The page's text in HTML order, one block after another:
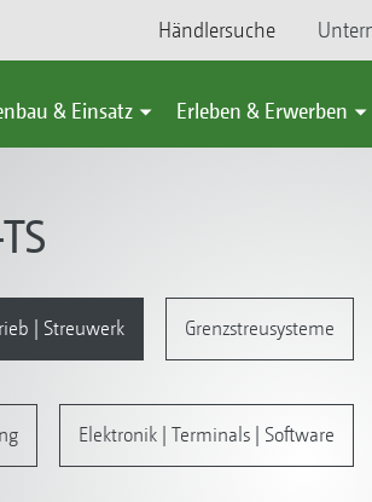
Händlersuche
& Einsatz Erleben & Erwerben
| Streuwerk Grenzstreusysteme
Elektronik | Terminals | Software